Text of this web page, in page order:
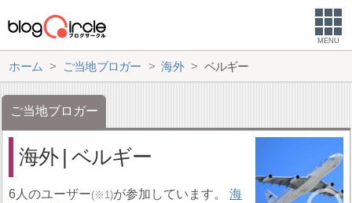
MENU
ホーム ご当地ブロガー 海外 ベルギー
ご当地ブロガー
海外 | ベルギー
6人のユーザー(※1)が参加しています。海